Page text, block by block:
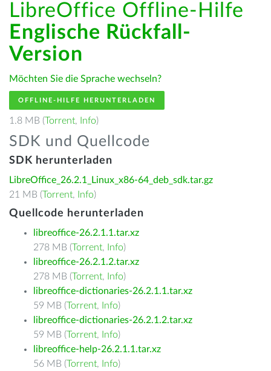
LibreOffice Offline-Hilfe
Englische Rückfall-
Version
Möchten Sie die Sprache wechseln?
OFFLINE-HILFE HERUNTERLADEN
1.8 MB (Torrent, Info)
SDK und Quellcode
SDK herunterladen
LibreOffice_26.2.1_Linux_x86-64_deb_sdk.tar.gz
21 MB (Torrent, Info)
Quellcode herunterladen
libreoffice-26.2.1.1.tar.xz
278 MB (Torrent, Info)
libreoffice-26.2.1.2.tar.xz
278 MB (Torrent, Info)
libreoffice-dictionaries-26.2.1.1.tar.xz
59 MB (Torrent, Info)
libreoffice-dictionaries-26.2.1.2.tar.xz
59 MB (Torrent, Info)
libreoffice-help-26.2.1.1.tar.xz
56 MB (Torrent, Info)